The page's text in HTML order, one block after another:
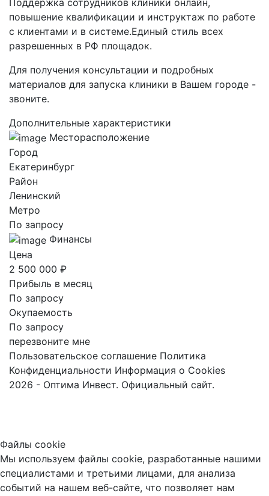
повышение квалификации и инструктаж по работе
с клиентами и в системе.Единый стиль всех
разрешенных в РФ площадок.
Для получения консультации и подробных
материалов для запуска клиники в Вашем городе -
звоните.
Дополнительные характеристики
Месторасположение
Город
Екатеринбург
Район
Ленинский
Метро
По запросу
Финансы
Цена
2 500 000 ₽
Прибыль в месяц
По запросу
Окупаемость
По запросу
перезвоните мне
Пользовательское соглашение Политика
Конфиденциальности Информация о Cookies
2026 - Оптима Инвест. Официальный сайт.
Файлы cookie
Мы используем файлы cookie, разработанные нашими
специалистами и третьими лицами, для анализа
событий на нашем веб-сайте, что позволяет нам